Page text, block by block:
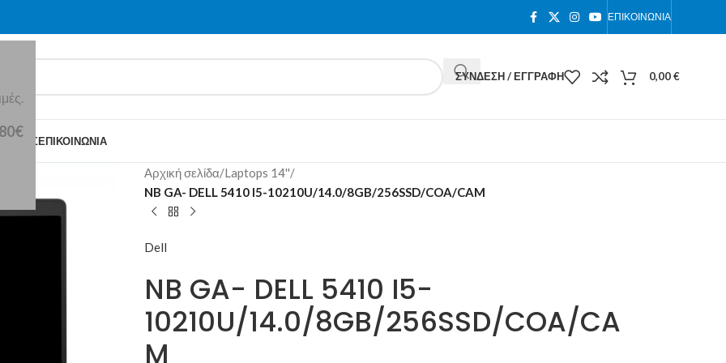
ΕΠΙΚΟΙΝΩΝΊΑ
ΣΎΝΔΕΣΗ / ΕΓΓΡΑΦΉ 0,00€
ΕΜΆΣΕΠΙΚΟΙΝΩΝΊΑ
Αρχική σελίδα/Laptops 14''/
NB GA- DELL 5410 I5-10210U/14.0/8GB/256SSD/COA/CAM
Dell
NB GA- DELL 5410 I5-
10210U/14.0/8GB/256SSD/COA/CA
M